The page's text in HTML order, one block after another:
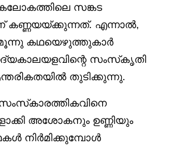
സങ്കട
കണ്ണയയ്ക്കുന്നത്. എന്നാൽ,
കഥയെഴുത്തുകാർ
ഗദ്യകാലയളവിന്റെ സംസ്‌കൃതി
തുടിക്കുന്നു.
അശോകനും ഉണ്ണിയും
നിർമിക്കുമ്പോൾ